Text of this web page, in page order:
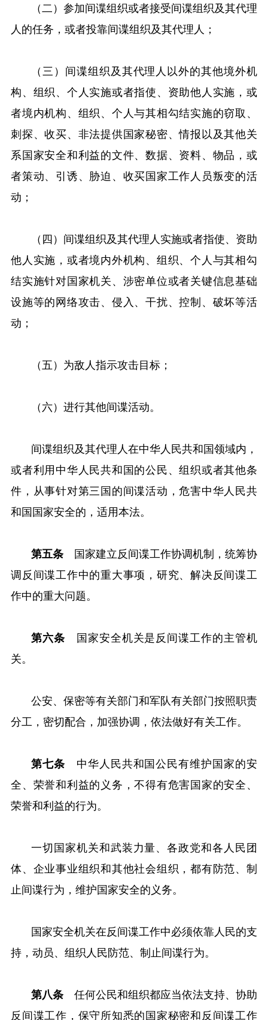
（二）参加间谍组织或者接受间谍组织及其代理
人的任务，或者投靠间谍组织及其代理人；
（三）间谍组织及其代理人以外的其他境外机
构、组织、个人实施或者指使、资助他人实施，或
者境内机构、组织、个人与其相勾结实施的窃取、
刺探、收买、非法提供国家秘密、情报以及其他关
系国家安全和利益的文件、数据、资料、物品，或
者策动、引诱、胁迫、收买国家工作人员叛变的活
动；
（四）间谍组织及其代理人实施或者指使、资助
他人实施，或者境内外机构、组织、个人与其相勾
结实施针对国家机关、涉密单位或者关键信息基础
设施等的网络攻击、侵入、干扰、控制、破坏等活
动；
（五）为敌人指示攻击目标；
（六）进行其他间谍活动。
间谍组织及其代理人在中华人民共和国领域内，
或者利用中华人民共和国的公民、组织或者其他条
件，从事针对第三国的间谍活动，危害中华人民共
和国国家安全的，适用本法。
第五条 国家建立反间谍工作协调机制，统筹协
调反间谍工作中的重大事项，研究、解决反间谍工
作中的重大问题。
第六条 国家安全机关是反间谍工作的主管机
关。
公安、保密等有关部门和军队有关部门按照职责
分工，密切配合，加强协调，依法做好有关工作。
第七条 中华人民共和国公民有维护国家的安
全、荣誉和利益的义务，不得有危害国家的安全、
荣誉和利益的行为。
一切国家机关和武装力量、各政党和各人民团
体、企业事业组织和其他社会组织，都有防范、制
止间谍行为，维护国家安全的义务。
国家安全机关在反间谍工作中必须依靠人民的支
持，动员、组织人民防范、制止间谍行为。
第八条 任何公民和组织都应当依法支持、协助
反间谍工作，保守所知悉的国家秘密和反间谍工作